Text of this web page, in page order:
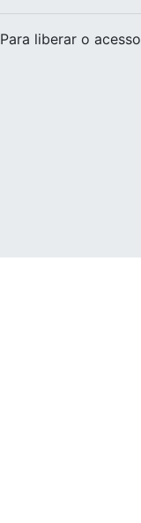
Para liberar o acesso